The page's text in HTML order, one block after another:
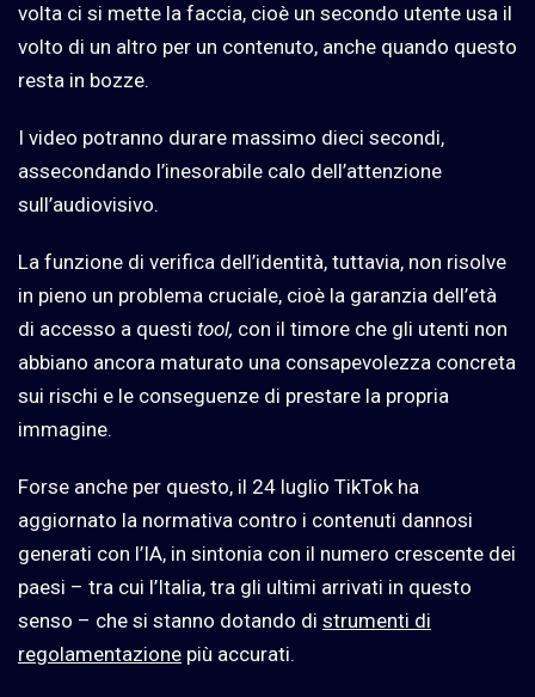
volta ci si mette la faccia, cioè un secondo utente usa il
volto di un altro per un contenuto, anche quando questo
resta in bozze.
I video potranno durare massimo dieci secondi,
assecondando l’inesorabile calo dell’attenzione
sull’audiovisivo.
La funzione di verifica dell’identità, tuttavia, non risolve
in pieno un problema cruciale, cioè la garanzia dell’età
di accesso a questi tool, con il timore che gli utenti non
abbiano ancora maturato una consapevolezza concreta
sui rischi e le conseguenze di prestare la propria
immagine.
Forse anche per questo, il 24 luglio TikTok ha
aggiornato la normativa contro i contenuti dannosi
generati con l’IA, in sintonia con il numero crescente dei
paesi – tra cui l’Italia, tra gli ultimi arrivati in questo
senso – che si stanno dotando di strumenti di
regolamentazione più accurati.